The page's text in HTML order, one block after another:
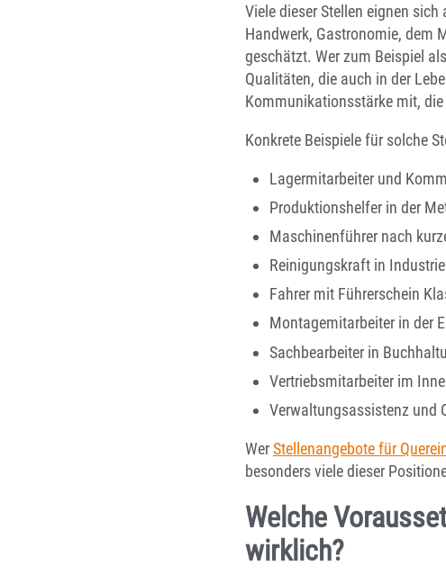
Viele dieser Stellen eignen
Handwerk, Gastronomie, dem
geschätzt. Wer zum Beispiel
Qualitäten, die auch in der
Kommunikationsstärke mit,
Konkrete Beispiele für solche
Lagermitarbeiter und
Produktionshelfer in der
Maschinenführer nach
Reinigungskraft in
Fahrer mit Führerschein
Montagemitarbeiter in der
Sachbearbeiter in
Vertriebsmitarbeiter im
Verwaltungsassistenz und
WerStellenangebote für
besonders viele dieser
Welche
wirklich?